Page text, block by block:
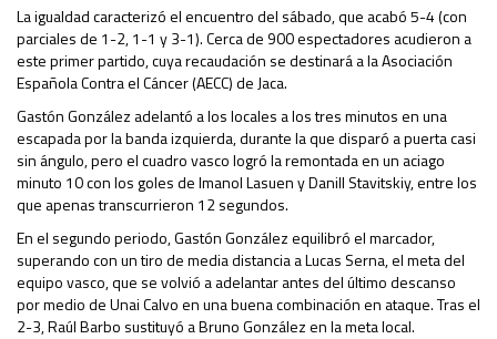
La igualdad caracterizó el encuentro del sábado, que acabó 5-4 (con
parciales de 1-2, 1-1 y 3-1). Cerca de 900 espectadores acudieron a
este primer partido, cuya recaudación se destinará a la Asociación
Española Contra el Cáncer (AECC) de Jaca.
Gastón González adelantó a los locales a los tres minutos en una
escapada por la banda izquierda, durante la que disparó a puerta casi
sin ángulo, pero el cuadro vasco logró la remontada en un aciago
minuto 10 con los goles de Imanol Lasuen y Danill Stavitskiy, entre los
que apenas transcurrieron 12 segundos.
En el segundo periodo, Gastón González equilibró el marcador,
superando con un tiro de media distancia a Lucas Serna, el meta del
equipo vasco, que se volvió a adelantar antes del último descanso
por medio de Unai Calvo en una buena combinación en ataque. Tras el
2-3, Raúl Barbo sustituyó a Bruno González en la meta local.